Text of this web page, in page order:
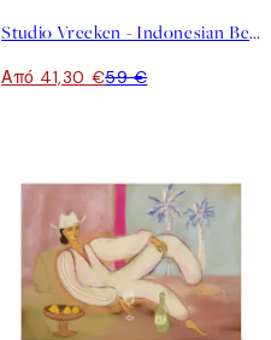
Studio Vreeken - Indonesian Beach Καμβάς
Από 41,30 €59 €